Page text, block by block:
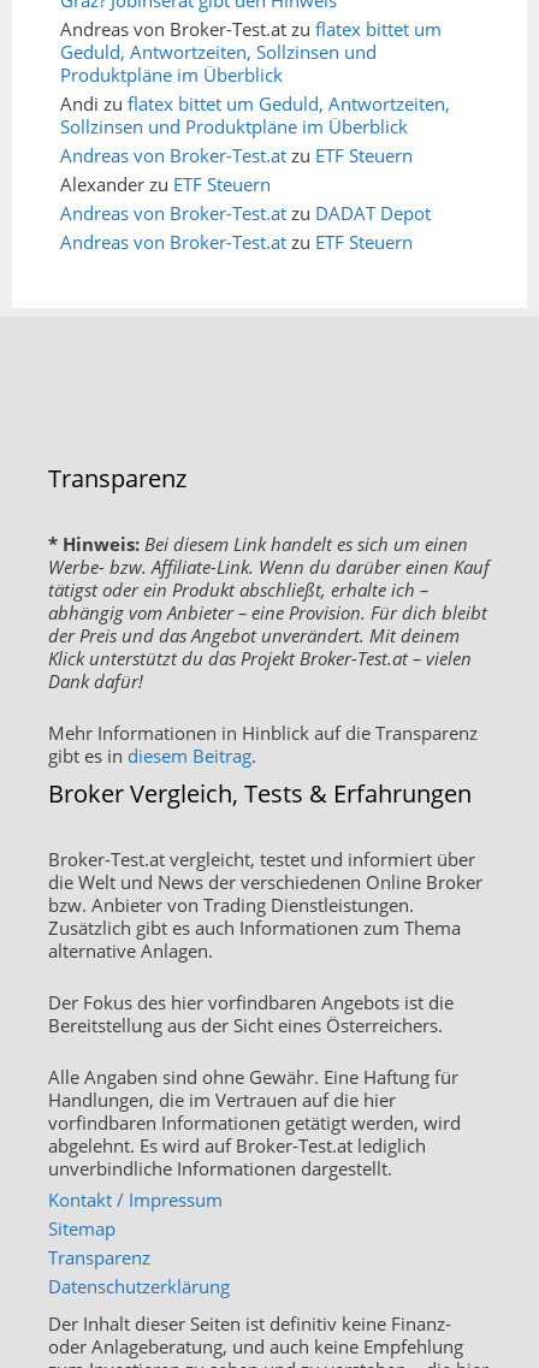
Andreas von Broker-Test.at zu flatex bittet um
Geduld, Antwortzeiten, Sollzinsen und
Produktpläne im Überblick
Andi zu flatex bittet um Geduld, Antwortzeiten,
Sollzinsen und Produktpläne im Überblick
Andreas von Broker-Test.at zu ETF Steuern
Alexander zu ETF Steuern
Andreas von Broker-Test.at zu DADAT Depot
Andreas von Broker-Test.at zu ETF Steuern
Transparenz
* Hinweis: Bei diesem Link handelt es sich um einen
Werbe- bzw. Affiliate-Link. Wenn du darüber einen Kauf
tätigst oder ein Produkt abschließt, erhalte ich –
abhängig vom Anbieter – eine Provision. Für dich bleibt
der Preis und das Angebot unverändert. Mit deinem
Klick unterstützt du das Projekt Broker-Test.at – vielen
Dank dafür!
Mehr Informationen in Hinblick auf die Transparenz
gibt es in diesem Beitrag.
Broker Vergleich, Tests & Erfahrungen
Broker-Test.at vergleicht, testet und informiert über
die Welt und News der verschiedenen Online Broker
bzw. Anbieter von Trading Dienstleistungen.
Zusätzlich gibt es auch Informationen zum Thema
alternative Anlagen.
Der Fokus des hier vorfindbaren Angebots ist die
Bereitstellung aus der Sicht eines Österreichers.
Alle Angaben sind ohne Gewähr. Eine Haftung für
Handlungen, die im Vertrauen auf die hier
vorfindbaren Informationen getätigt werden, wird
abgelehnt. Es wird auf Broker-Test.at lediglich
unverbindliche Informationen dargestellt.
Kontakt / Impressum
Sitemap
Transparenz
Datenschutzerklärung
Der Inhalt dieser Seiten ist definitiv keine Finanz-
oder Anlageberatung, und auch keine Empfehlung